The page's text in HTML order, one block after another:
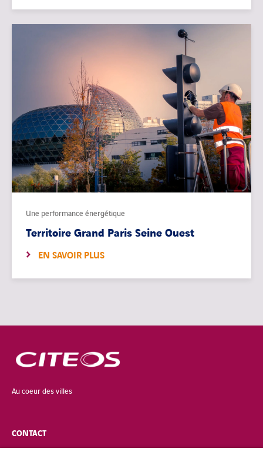
Une performance énergétique
Territoire Grand Paris Seine Ouest
EN SAVOIR PLUS
Au coeur des villes
CONTACT